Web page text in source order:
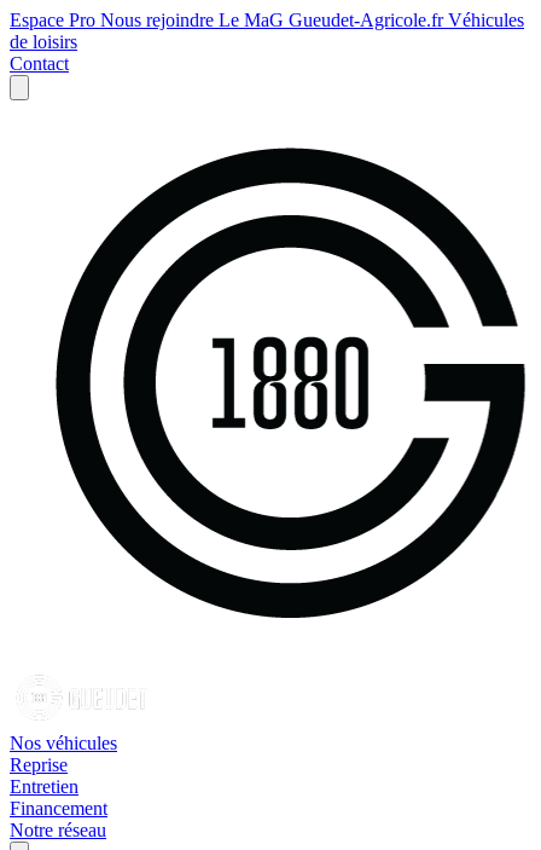
Espace Pro Nous rejoindre Le MaG Gueudet-Agricole.frVéhicules
de loisirs
Contact
Nos véhicules
Reprise
Entretien
Financement
Notre réseau